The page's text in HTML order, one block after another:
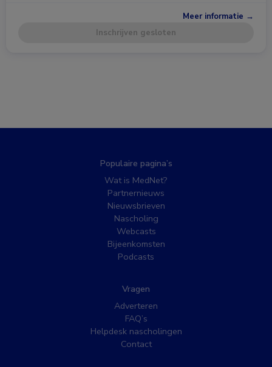
Meer informatie →
Inschrijven gesloten
Populaire pagina’s
Wat is MedNet?
Partnernieuws
Nieuwsbrieven
Nascholing
Webcasts
Bijeenkomsten
Podcasts
Vragen
Adverteren
FAQ’s
Helpdesk nascholingen
Contact